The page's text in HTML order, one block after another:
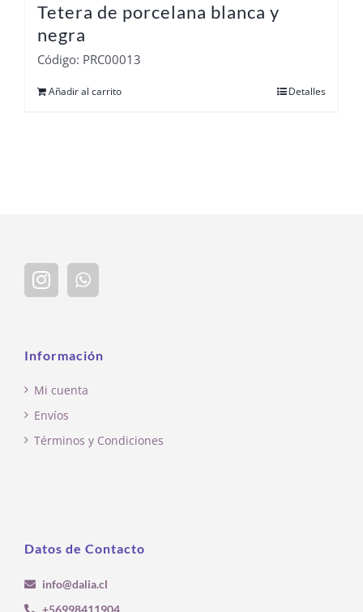
Tetera de porcelana blanca y
negra
Código: PRC00013
Añadir al carrito Detalles
Información
Mi cuenta
Envíos
Términos y Condiciones
Datos de Contacto
info@dalia.cl